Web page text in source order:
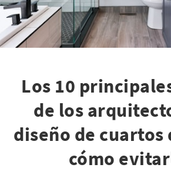
Los 10
de los
diseño de cuartos
cómo